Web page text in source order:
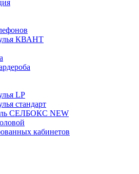
КВАНТ
LP
стандарт
СЕЛБОКС NEW
кабинетов